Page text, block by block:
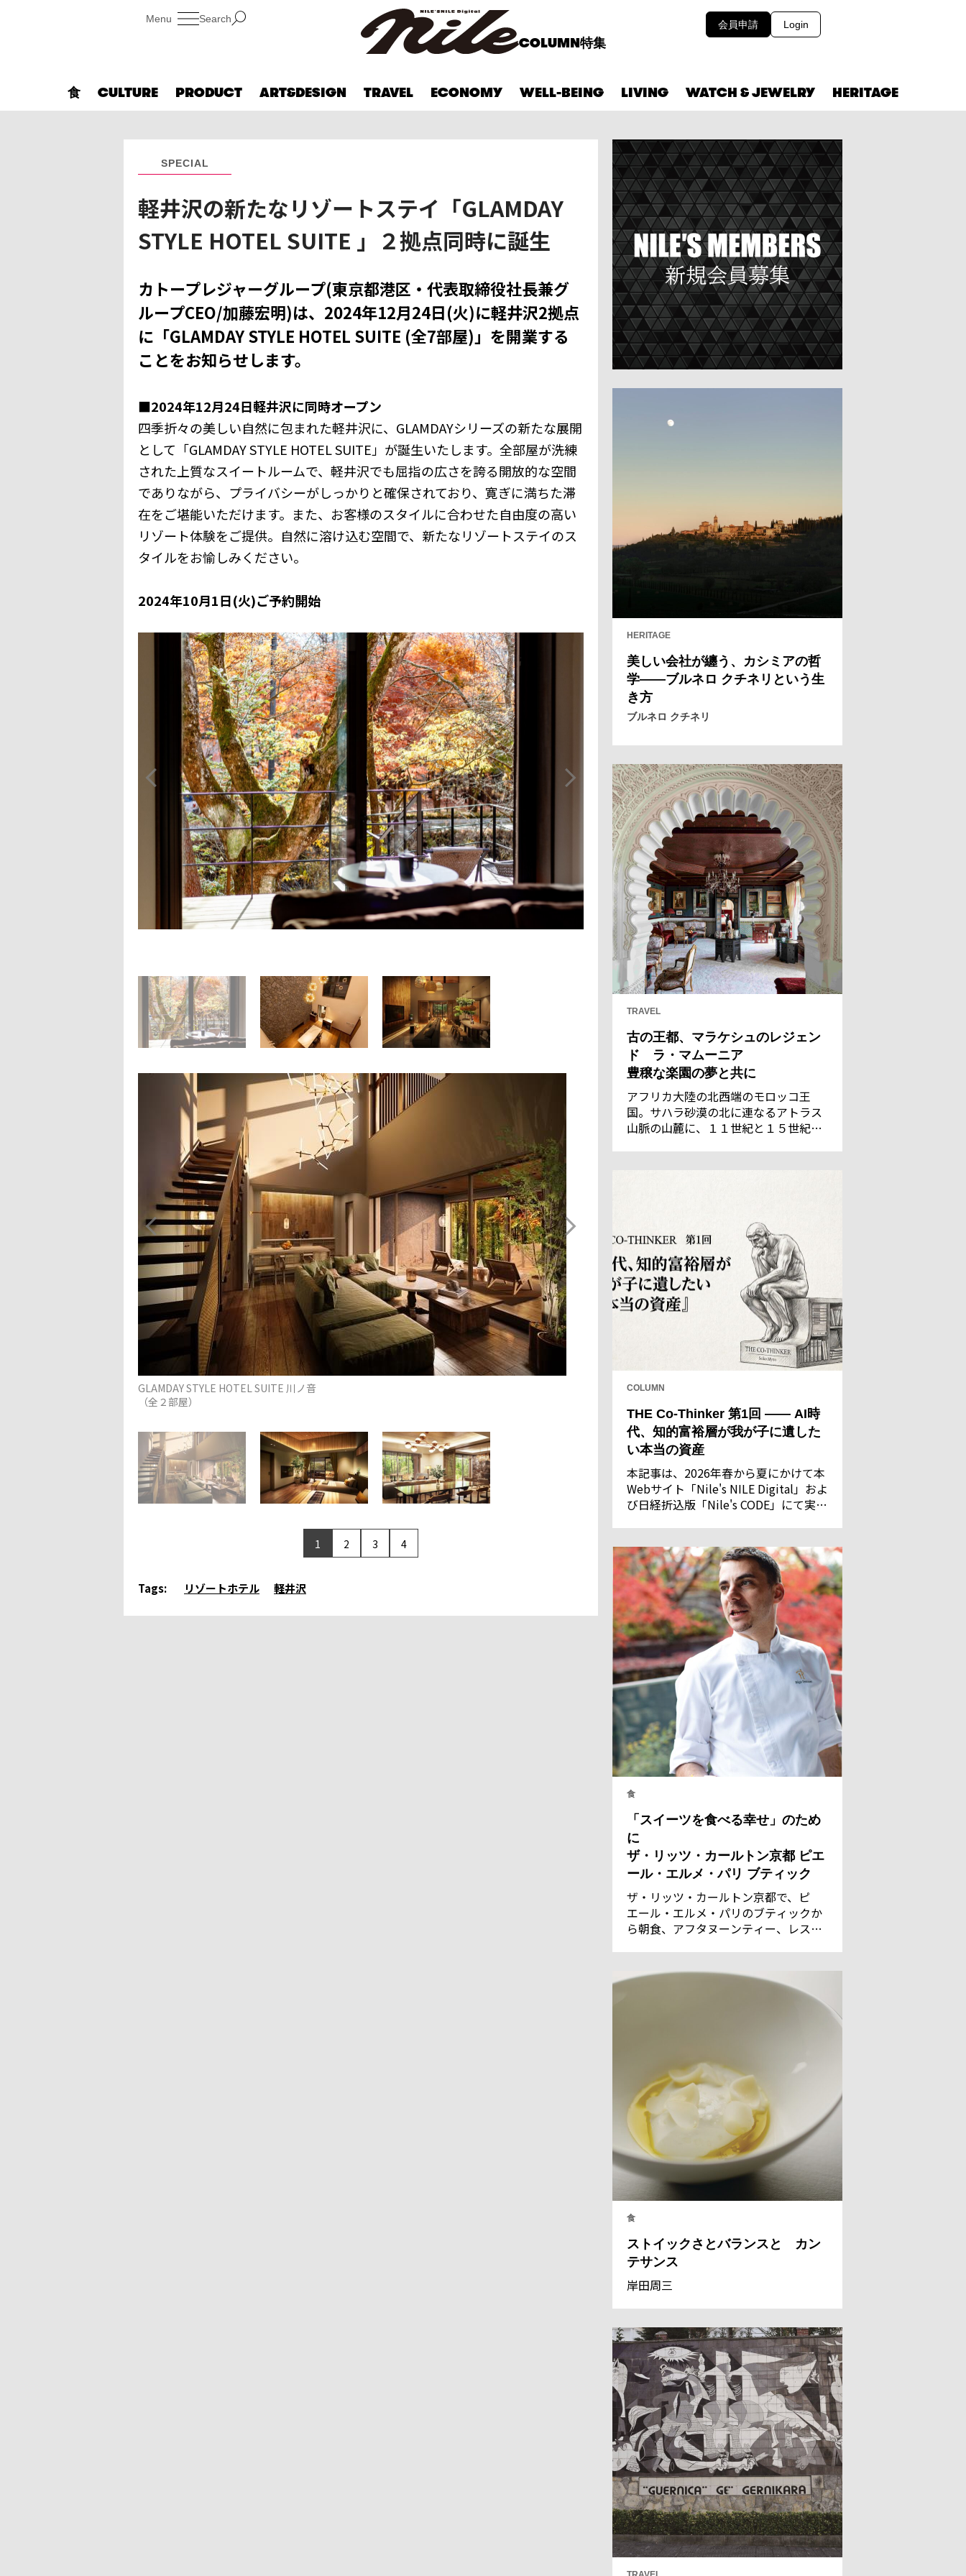
Search
COLUMN特集
会員申請 Login
食 CULTURE PRODUCT ART&DESIGN TRAVEL ECONOMY WELL-BEING LIVING WATCH & JEWELRY HERITAGE
SPECIAL
軽井沢の新たなリゾートステイ「GLAMDAY
STYLE HOTEL SUITE 」２拠点同時に誕生
カトープレジャーグループ(東京都港区・代表取締役社長兼グ
ループCEO/加藤宏明)は、2024年12月24日(火)に軽井沢2拠点
に「GLAMDAY STYLE HOTEL SUITE (全7部屋)」を開業する
ことをお知らせします。
■2024年12月24日軽井沢に同時オープン
四季折々の美しい自然に包まれた軽井沢に、GLAMDAYシリーズの新たな展開
として「GLAMDAY STYLE HOTEL SUITE」が誕生いたします。全部屋が洗練
された上質なスイートルームで、軽井沢でも屈指の広さを誇る開放的な空間
でありながら、プライバシーがしっかりと確保されており、寛ぎに満ちた滞
在をご堪能いただけます。また、お客様のスタイルに合わせた自由度の高い
リゾート体験をご提供。自然に溶け込む空間で、新たなリゾートステイのス
タイルをお愉しみください。
2024年10月1日(火)ご予約開始
GLAMDAY STYLE HOTEL SUITE 川ノ音
（全２部屋）
1 2 3 4
Tags: リゾートホテル 軽井沢
HERITAGE
美しい会社が纏う、カシミアの哲
学——ブルネロ クチネリという生
き方
ブルネロ クチネリ
TRAVEL
古の王都、マラケシュのレジェン
ド ラ・マムーニア
豊穣な楽園の夢と共に
アフリカ大陸の北西端のモロッコ王
国。サハラ砂漠の北に連なるアトラス
山脈の山麓に、１１世紀と１５世紀の
COLUMN
THE Co-Thinker 第1回 —— AI時
代、知的富裕層が我が子に遺した
い本当の資産
本記事は、2026年春から夏にかけて本
Webサイト「Nile's NILE Digital」およ
び日経折込版「Nile's CODE」にて実施
食
「スイーツを食べる幸せ」のため
に
ザ・リッツ・カールトン京都 ピエ
ール・エルメ・パリ ブティック
ザ・リッツ・カールトン京都で、ピ
エール・エルメ・パリのブティックか
ら朝食、アフタヌーンティー、レスト
全国からのゲストのために、今日も甘
く美しい、魔法のようなスイーツを作
食
ストイックさとバランスと カン
テサンス
岸田周三